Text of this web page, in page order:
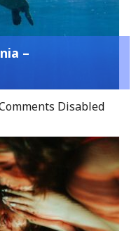
–
Disabled